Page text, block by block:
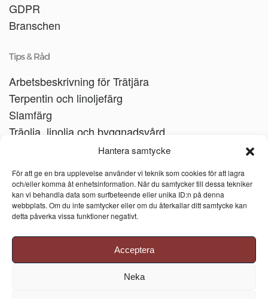
Hantera samtycke
För att ge en bra upplevelse använder vi teknik som cookies för att lagra
och/eller komma åt enhetsinformation. När du samtycker till dessa tekniker
kan vi behandla data som surfbeteende eller unika ID:n på denna
webbplats. Om du inte samtycker eller om du återkallar ditt samtycke kan
detta påverka vissa funktioner negativt.
Acceptera
Neka
GDPR
Branschen
Tips & Råd
Arbetsbeskrivning för Trätjära
Terpentin och linoljefärg
Slamfärg
Träolja, linolja och byggnadsvård